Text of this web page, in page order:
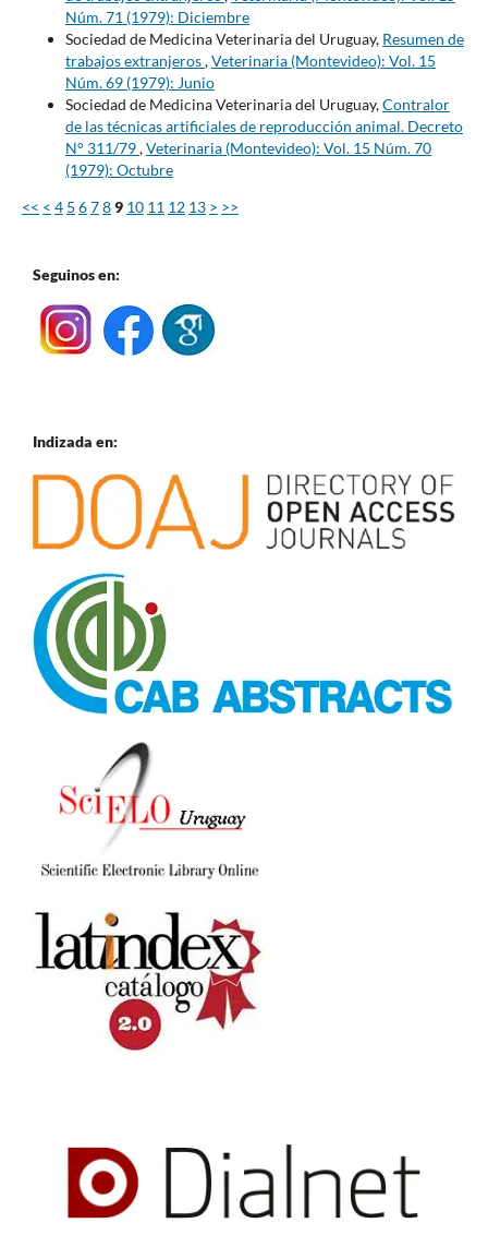
Núm. 71 (1979): Diciembre
Sociedad de Medicina Veterinaria del Uruguay, Resumen de
trabajos extranjeros,Veterinaria (Montevideo): Vol. 15
Núm. 69 (1979): Junio
Sociedad de Medicina Veterinaria del Uruguay,Contralor
de las técnicas artificiales de reproducción animal. Decreto
N° 311/79,Veterinaria (Montevideo): Vol. 15 Núm. 70
(1979): Octubre
<< < 4 5 6789 10 11 12 13 > >>
Seguinos en:
Indizada en: